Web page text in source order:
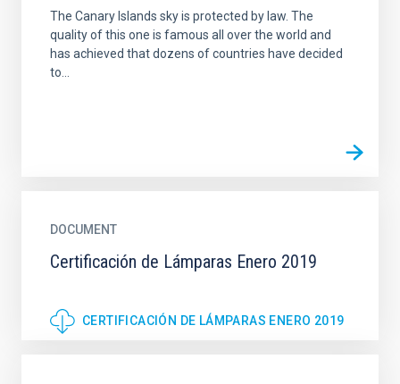
The Canary Islands sky is protected by law. The
quality of this one is famous all over the world and
has achieved that dozens of countries have decided
to...
DOCUMENT
Certificación de Lámparas Enero 2019
CERTIFICACIÓN DE LÁMPARAS ENERO 2019